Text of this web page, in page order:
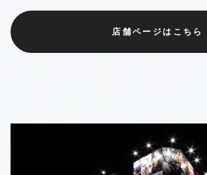
店舗ページはこちら